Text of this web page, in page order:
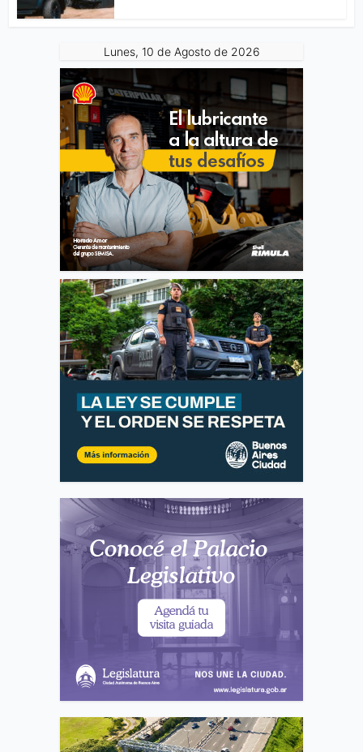
Lunes, 10 de Agosto de 2026